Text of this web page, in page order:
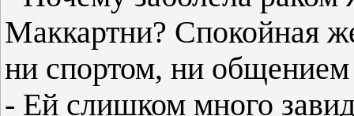
Маккартни? Спокойная
ни спортом, ни общением
- Ей слишком много